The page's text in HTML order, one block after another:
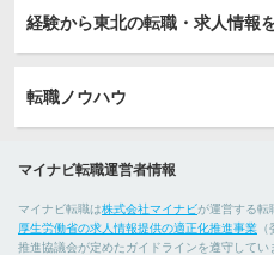
経験から東北の転職・求人情報
転職ノウハウ
マイナビ転職運営者情報
マイナビ転職は株式会社マイナビが運営する転
厚生労働省の求人情報提供の適正化推進事業
推進協議会が定めたガイドラインを遵守してい